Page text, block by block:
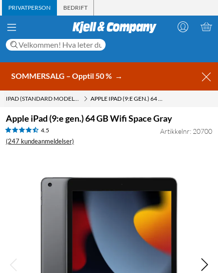
PRIVATPERSON BEDRIFT
SOMMERSALG – Opptil 50 % →
IPAD (STANDARD MODELL) APPLE IPAD (9:E GEN.) 64 GB WIFI SPACE GRAY
Apple iPad (9:e gen.) 64 GB Wifi Space Gray
4.5
(247 kundeanmeldelser)
Artikkelnr: 20700